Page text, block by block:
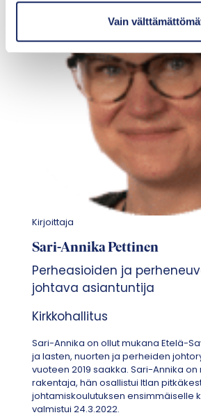
Vain
Kirjoittaja
Sari-Annika Pettinen
Perheasioiden ja
johtava asiantuntija
Kirkkohallitus
Sari-Annika on ollut mukana Etelä-
ja lasten, nuorten ja perheiden
vuoteen 2019 saakka. Sari-Annika
rakentaja, hän osallistui Itlan
johtamiskoulutuksen ensimmäiselle
valmistui 24.3.2022.